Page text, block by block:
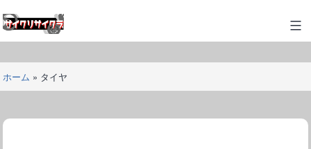
ン
テ
ツ
へ
キ
サ
イ
ク
リ
サ
ク
ホーム » タイヤ